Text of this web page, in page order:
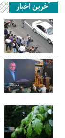
آخرین اخبار